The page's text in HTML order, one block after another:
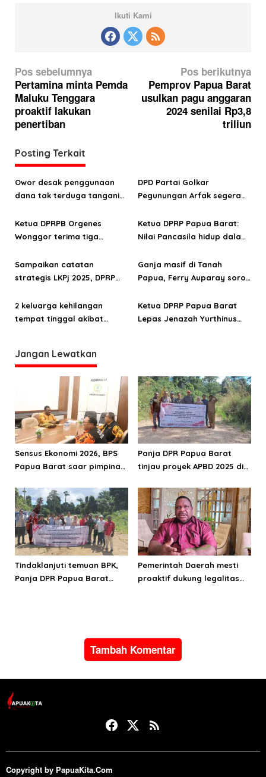
Ikuti Kami
N
a
v
i
a
s
i
o
s
Pos sebelumnya
Pertamina minta Pemda
Maluku Tenggara
proaktif lakukan
penertiban
Pos berikutnya
Pemprov Papua Barat
usulkan pagu anggaran
2024 senilai Rp3,8
triliun
Posting Terkait
Owor desak penggunaan
dana tak terduga tangani
DPD Partai Golkar
Pegunungan Arfak segera
Ketua DPRPB Orgenes
Wonggor terima tiga
Kampung Sinaitousi dan
Sigim
Ketua DPRP Papua Barat:
Nilai Pancasila hidup dalam
Papua
Sampaikan catatan
strategis LKPj 2025, DPRP
fokus pembangunan
Ganja masif di Tanah
Papua, Ferry Auparay soroti
lemahnya intervensi
ekonomi
2 keluarga kehilangan
tempat tinggal akibat
Ketua DPRP Papua Barat
Lepas Jenazah Yurthinus
Jangan Lewatkan
Sensus Ekonomi 2026, BPS
Papua Barat saar pimpinan
Panja DPR Papua Barat
tinjau proyek APBD 2025 di
Bintuni
Tindaklanjuti temuan BPK,
Panja DPR Papua Barat
Pemerintah Daerah mesti
proaktif dukung legalitas
Tambah Komentar
Copyright by PapuaKita.Com